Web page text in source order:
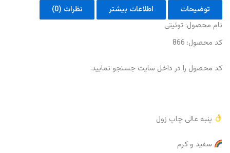
توضیحات
اطلاعات بیشتر
نظرات (0)
نام محصول: توئیتی
کد محصول: 866
کد محصول را در داخل سایت جستجو‌ نمایید.
پنبه عالی چاپ زول
سفید و کرم